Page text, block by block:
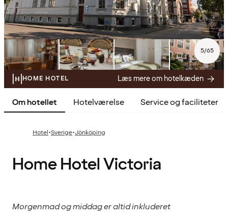
5/65
HOME HOTEL Læs mere om hotelkæden
Om hotellet Hotelværelse Service og faciliteter
Hotel·Sverige·Jönköping
Home Hotel Victoria
Morgenmad og middag er altid inkluderet